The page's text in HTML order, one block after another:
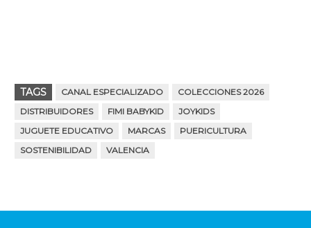
TAGS CANAL ESPECIALIZADO
COLECCIONES 2026
DISTRIBUIDORES
FIMI BABYKID
JOYKIDS
JUGUETE EDUCATIVO
MARCAS
PUERICULTURA
SOSTENIBILIDAD
VALENCIA